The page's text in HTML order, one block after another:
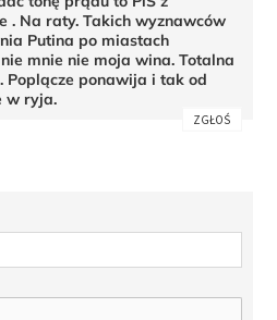
. Na raty. Takich wyznawców
Putina po miastach
mnie nie moja wina. Totalna
Poplącze ponawija i tak od
w ryja.
ZGŁOŚ